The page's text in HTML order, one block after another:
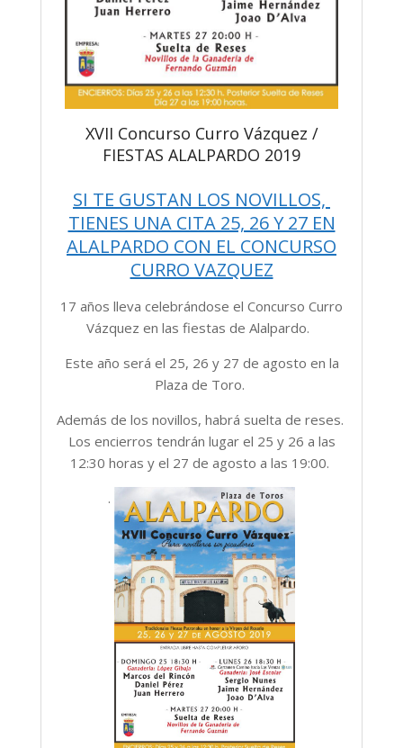
XVII Concurso Curro Vázquez /
FIESTAS ALALPARDO 2019
SI TE GUSTAN LOS NOVILLOS,
TIENES UNA CITA 25, 26 Y 27 EN
ALALPARDO CON EL CONCURSO
CURRO VAZQUEZ
17 años lleva celebrándose el Concurso Curro
Vázquez en las fiestas de Alalpardo.
Este año será el 25, 26 y 27 de agosto en la
Plaza de Toro.
Además de los novillos, habrá suelta de reses.
Los encierros tendrán lugar el 25 y 26 a las
12:30 horas y el 27 de agosto a las 19:00.
.